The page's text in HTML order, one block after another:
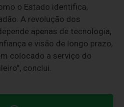
o Estado identifica,
A revolução dos
apenas de tecnologia,
e visão de longo prazo,
colocado a serviço do
conclui.